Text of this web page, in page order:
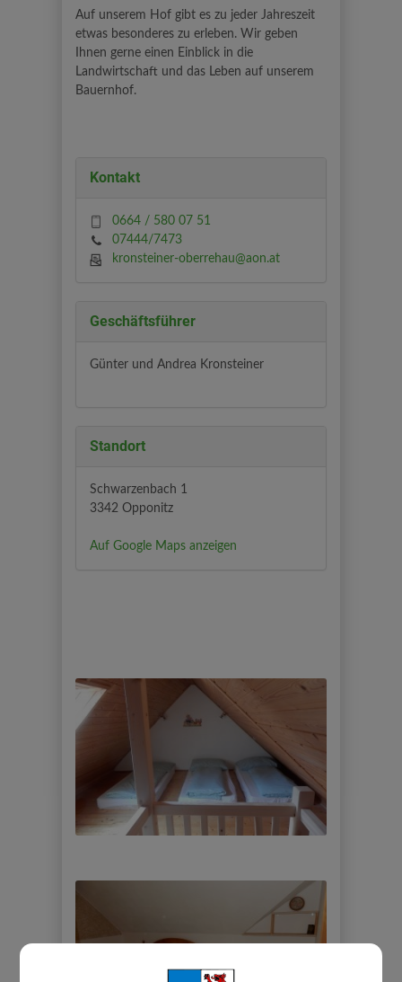
Auf unserem Hof gibt es zu jeder Jahreszeit
etwas besonderes zu erleben. Wir geben
Ihnen gerne einen Einblick in die
Landwirtschaft und das Leben auf unserem
Bauernhof.
Kontakt
0664 / 580 07 51
07444/7473
kronsteiner-oberrehau@aon.at
Geschäftsführer
Günter und Andrea Kronsteiner
Standort
Schwarzenbach 1
3342 Opponitz
Auf Google Maps anzeigen